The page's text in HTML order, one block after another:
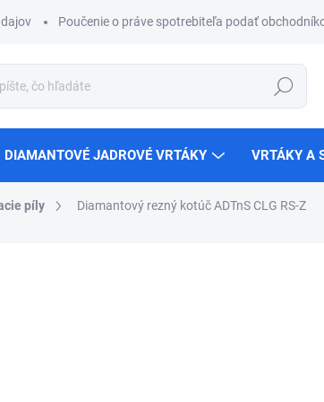
Poučenie o práve spotrebiteľa podať
Hľadať
DIAMANTOVÉ JADROVÉ VRTÁKY VRTÁKY A
píly Diamantový rezný kotúč ADTnS CLG RS-Z